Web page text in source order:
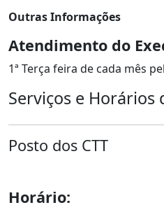
Outras Informações
Atendimento do
1ª Terça feira de cada mês
Serviços e Horários
Posto dos CTT
Horário: